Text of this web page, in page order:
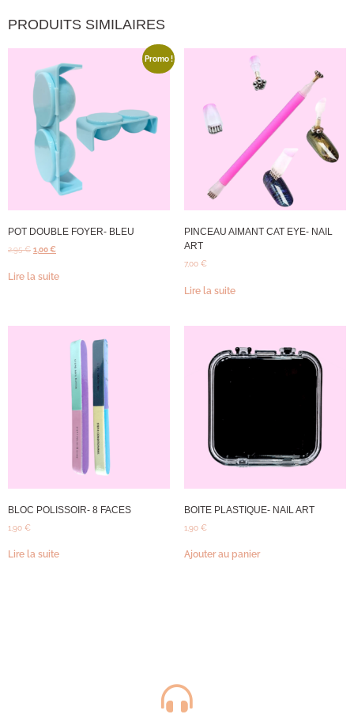
PRODUITS SIMILAIRES
Promo !
POT DOUBLE FOYER- BLEU
2,95€ 1,00€
Lire la suite
PINCEAU AIMANT CAT EYE- NAIL
ART
7,00 €
Lire la suite
BLOC POLISSOIR- 8 FACES
1,90 €
Lire la suite
BOITE PLASTIQUE- NAIL ART
1,90 €
Ajouter au panier